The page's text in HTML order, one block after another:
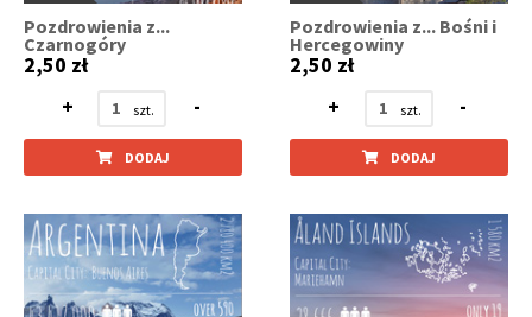
Pozdrowienia z...
Czarnogóry
2,50 zł
+
-
DODAJ
Pozdrowienia z... Bośni i
Hercegowiny
2,50 zł
+
-
DODAJ